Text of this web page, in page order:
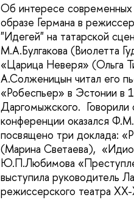
Об интересе
образе Германа в
"Идегей" на татарской
М.А.Булгакова (Виолетта
«Царица Неверя» (Ольга
А.Солженицын читал его
«Робеспьер» в Эстонии в
Даргомыжского. Говорили
конференции оказался
посвящено три доклада:
(Марина Светаева),
Ю.П.Любимова
выступила руководитель
режиссерского театра